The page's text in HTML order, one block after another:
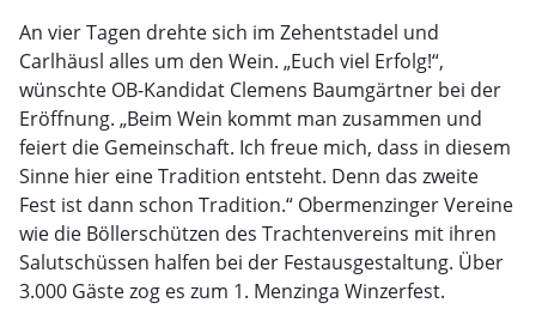
An vier Tagen drehte sich im Zehentstadel und
Carlhäusl alles um den Wein. „Euch viel Erfolg!“,
wünschte OB-Kandidat Clemens Baumgärtner bei der
Eröffnung. „Beim Wein kommt man zusammen und
feiert die Gemeinschaft. Ich freue mich, dass in diesem
Sinne hier eine Tradition entsteht. Denn das zweite
Fest ist dann schon Tradition.“ Obermenzinger Vereine
wie die Böllerschützen des Trachtenvereins mit ihren
Salutschüssen halfen bei der Festausgestaltung. Über
3.000 Gäste zog es zum 1. Menzinga Winzerfest.